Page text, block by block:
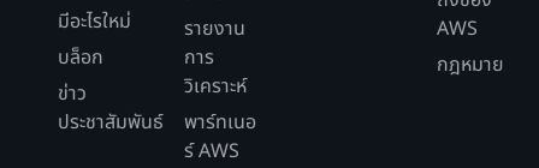
มีอะไรใหม่
บล็อก
ข่าว
ประชาสัมพันธ์
รายงาน
การ
วิเคราะห์
พาร์ทเนอ
ร์ AWS
AWS
กฎหมาย